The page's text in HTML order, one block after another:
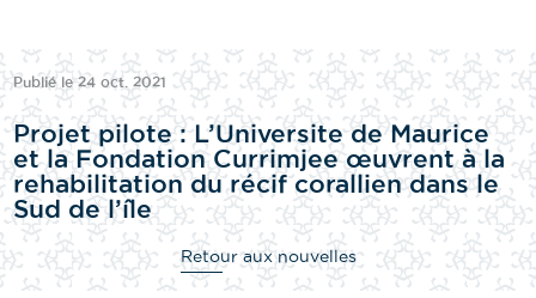
NOS ACTIVITÉS
NOS ENGAGEMENTS
INVESTISSEURS
NOS ÉQUIPES
ACTUALITÉS
Publié le 24 oct. 2021
Projet pilote : L’Universite de Maurice
et la Fondation Currimjee œuvrent à la
rehabilitation du récif corallien dans le
Sud de l’île
Retour aux nouvelles